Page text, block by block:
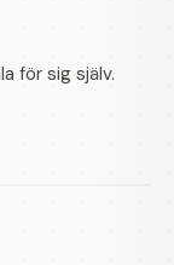
för sig själv.